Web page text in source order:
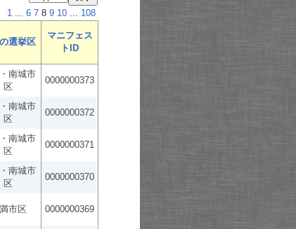
1 ... 6 7 8 9 10 ... 108
選挙区
マニフェス
トID
南城市
区
0000000373
南城市
区
0000000372
南城市
区
0000000371
南城市
区
0000000370
市区 0000000369